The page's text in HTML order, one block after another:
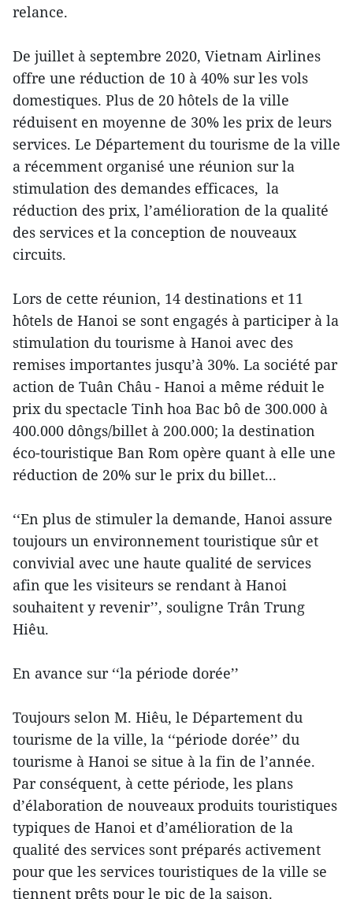
relance.
De juillet à septembre 2020, Vietnam Airlines
offre une réduction de 10 à 40% sur les vols
domestiques. Plus de 20 hôtels de la ville
réduisent en moyenne de 30% les prix de leurs
services. Le Département du tourisme de la ville
a récemment organisé une réunion sur la
stimulation des demandes efficaces, la
réduction des prix, l’amélioration de la qualité
des services et la conception de nouveaux
circuits.
Lors de cette réunion, 14 destinations et 11
hôtels de Hanoi se sont engagés à participer à la
stimulation du tourisme à Hanoi avec des
remises importantes jusqu’à 30%. La société par
action de Tuân Châu - Hanoi a même réduit le
prix du spectacle Tinh hoa Bac bô de 300.000 à
400.000 dôngs/billet à 200.000; la destination
éco-touristique Ban Rom opère quant à elle une
réduction de 20% sur le prix du billet...
‘‘En plus de stimuler la demande, Hanoi assure
toujours un environnement touristique sûr et
convivial avec une haute qualité de services
afin que les visiteurs se rendant à Hanoi
souhaitent y revenir’’, souligne Trân Trung
Hiêu.
En avance sur ‘‘la période dorée’’
Toujours selon M. Hiêu, le Département du
tourisme de la ville, la ‘‘période dorée’’ du
tourisme à Hanoi se situe à la fin de l’année.
Par conséquent, à cette période, les plans
d’élaboration de nouveaux produits touristiques
typiques de Hanoi et d’amélioration de la
qualité des services sont préparés activement
pour que les services touristiques de la ville se
tiennent prêts pour le pic de la saison.